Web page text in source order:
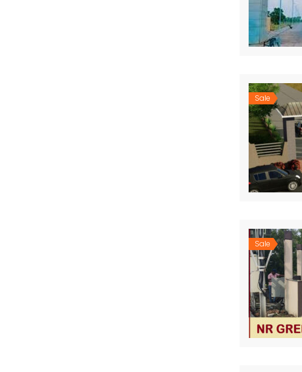
Sale
Sale